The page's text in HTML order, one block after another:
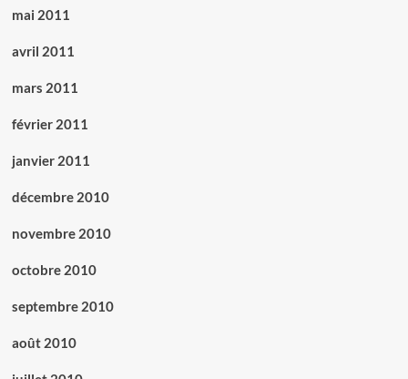
mai 2011
avril 2011
mars 2011
février 2011
janvier 2011
décembre 2010
novembre 2010
octobre 2010
septembre 2010
août 2010